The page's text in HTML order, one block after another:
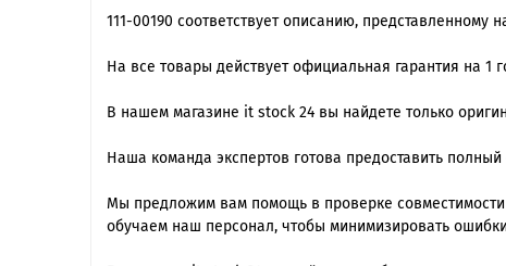
111-00190 cоответствует описанию,
На все товары действует официальная гарантия на 1
В нашем магазине it stock 24 вы найдете только
Наша команда экспертов готова предоставить
Мы предложим вам помощь в проверке
обучаем наш персонал, чтобы минимизировать